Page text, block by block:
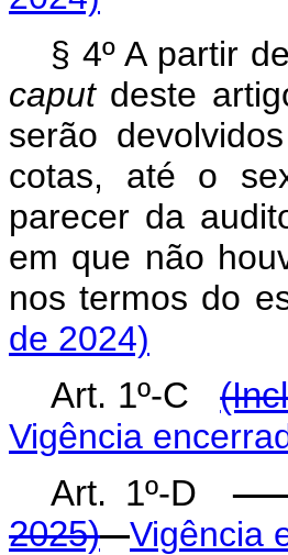
§ 4º A partir
caputdeste
serão
cotas, até o
parecer da
em que não
nos termos do
de 2024)
Art. 1º-C
Vigência
Art. 1º-D
2025)
Vigência